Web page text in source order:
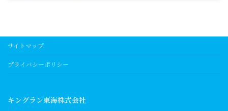
サイトマップ
プライバシーポリシー
キングラン東海株式会社